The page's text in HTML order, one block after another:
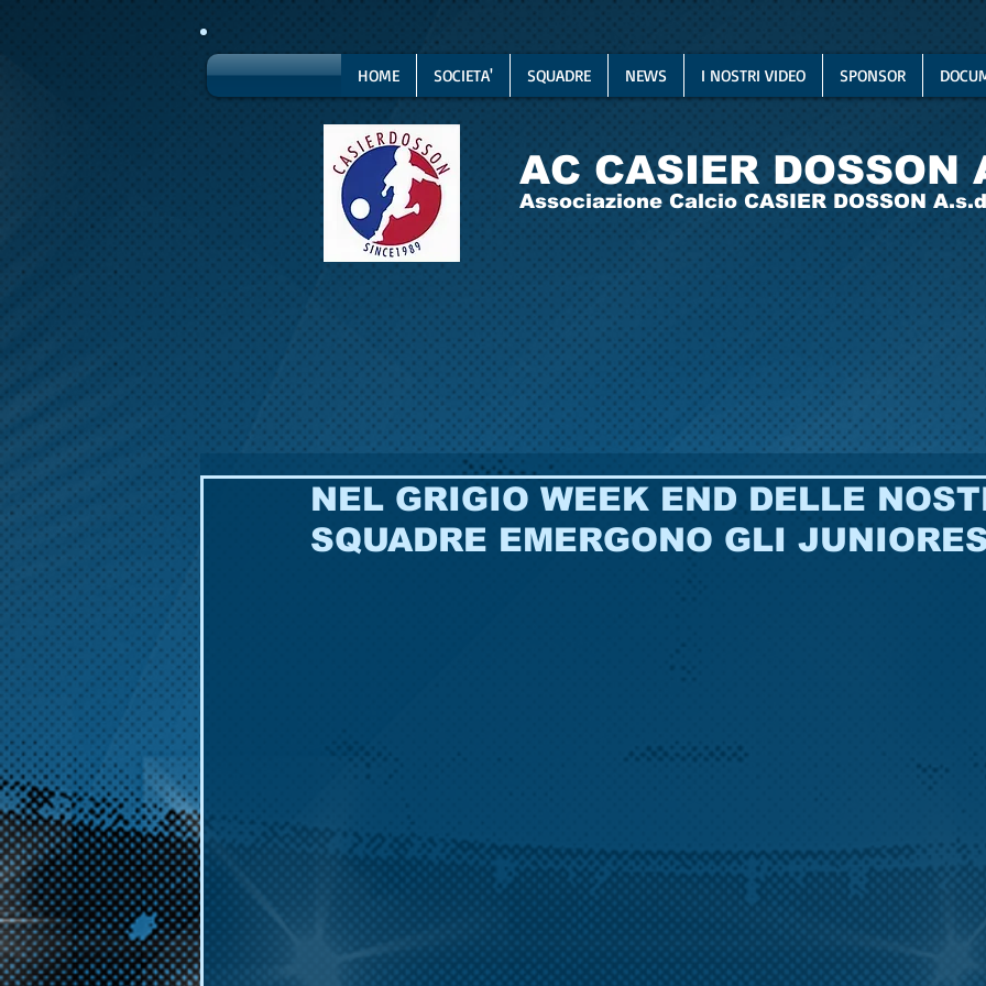
HOME SOCIETA' SQUADRE NEWS I NOSTRI VIDEO SPONSOR
AC CASIER DOSSON
Associazione Calcio CASIER DOSSON
NEL GRIGIO WEEK END DELLE
SQUADRE EMERGONO GLI